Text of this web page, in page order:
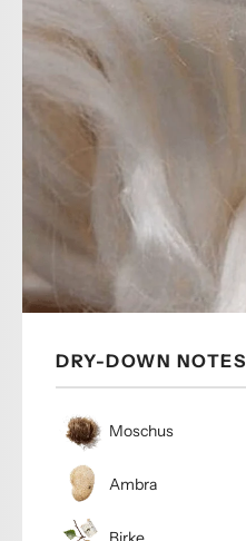
DRY-DOWN NOTES
Moschus
Ambra